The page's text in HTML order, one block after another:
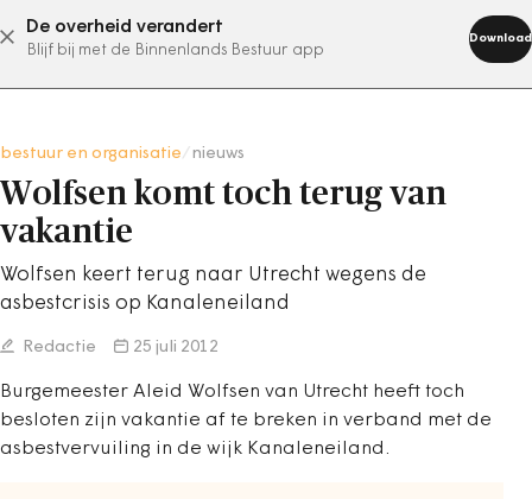
De overheid verandert
Blijf bij met de Binnenlands Bestuur app
Download
abonneer nu
bestuur en organisatie nieuws
Wolfsen komt toch terug van
vakantie
Wolfsen keert terug naar Utrecht wegens de
asbestcrisis op Kanaleneiland
Redactie 25 juli 2012
Burgemeester Aleid Wolfsen van Utrecht heeft toch
besloten zijn vakantie af te breken in verband met de
asbestvervuiling in de wijk Kanaleneiland.